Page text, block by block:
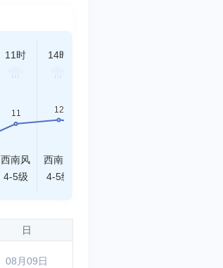
11时
西南风
4-5级
14时
西南风
4-5级
日
08月09日